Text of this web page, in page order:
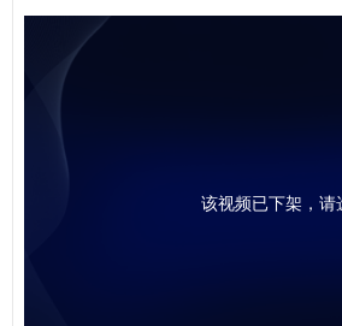
该视频已下架，请